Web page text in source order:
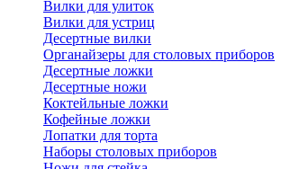
Вилки для улиток
Вилки для устриц
Десертные вилки
Органайзеры для столовых приборов
Десертные ложки
Десертные ножи
Коктейльные ложки
Кофейные ложки
Лопатки для торта
Наборы столовых приборов